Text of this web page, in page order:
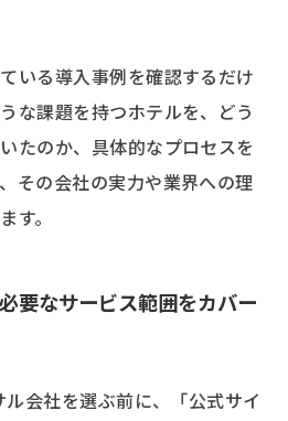
いる導入事例を確認するだけ
な課題を持つホテルを、どう
たのか、具体的なプロセスを
その会社の実力や業界への理
す。
要なサービス範囲をカバー
会社を選ぶ前に、「公式サイ